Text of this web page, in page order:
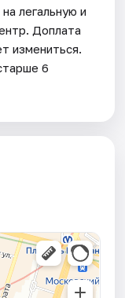
легальную и
Доплата
измениться.
6